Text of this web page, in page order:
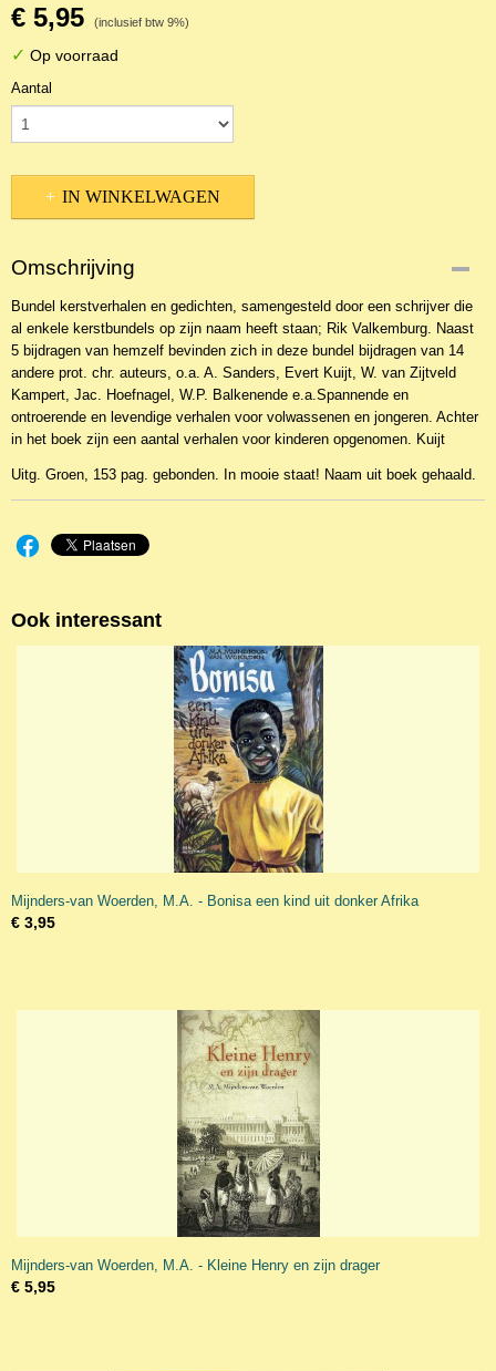
€ 5,95 (inclusief btw 9%)
✓ Op voorraad
Aantal
IN WINKELWAGEN
Omschrijving
Bundel kerstverhalen en gedichten, samengesteld door een schrijver die
al enkele kerstbundels op zijn naam heeft staan; Rik Valkemburg. Naast
5 bijdragen van hemzelf bevinden zich in deze bundel bijdragen van 14
andere prot. chr. auteurs, o.a. A. Sanders, Evert Kuijt, W. van Zijtveld
Kampert, Jac. Hoefnagel, W.P. Balkenende e.a.Spannende en
ontroerende en levendige verhalen voor volwassenen en jongeren. Achter
in het boek zijn een aantal verhalen voor kinderen opgenomen. Kuijt
Uitg. Groen, 153 pag. gebonden. In mooie staat! Naam uit boek gehaald.
Ook interessant
Mijnders-van Woerden, M.A. - Bonisa een kind uit donker Afrika
€ 3,95
Mijnders-van Woerden, M.A. - Kleine Henry en zijn drager
€ 5,95